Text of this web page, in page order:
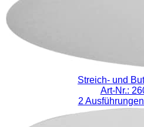
Streich- und
Art-Nr.:
2